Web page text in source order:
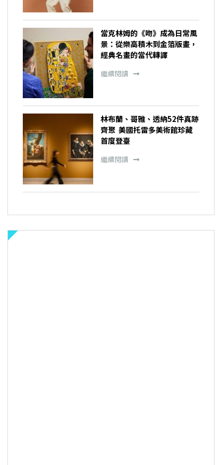
當克林姆的《吻》成為日常風
景：從樂高積木到金箔版畫，
經典名畫的當代轉譯
繼續閱讀
林布蘭、哥雅、透納52件真跡
齊聚 美國托雷多美術館珍藏
首度登臺
繼續閱讀